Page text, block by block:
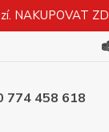
NAKUPOVAT
774 458 618